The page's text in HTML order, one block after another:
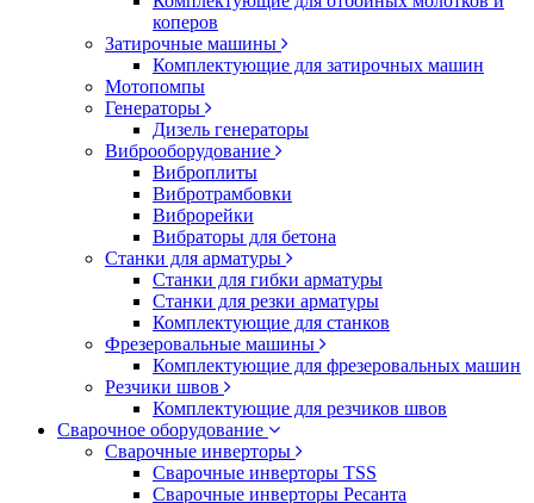
коперов
Затирочные машины
Комплектующие для затирочных машин
Мотопомпы
Генераторы
Дизель генераторы
Виброоборудование
Виброплиты
Вибротрамбовки
Виброрейки
Вибраторы для бетона
Станки для арматуры
Станки для гибки арматуры
Станки для резки арматуры
Комплектующие для станков
Фрезеровальные машины
Комплектующие для фрезеровальных машин
Резчики швов
Комплектующие для резчиков швов
Сварочное оборудование
Сварочные инверторы
Сварочные инверторы TSS
Сварочные инверторы Ресанта